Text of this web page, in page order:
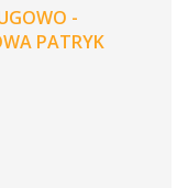
-
PATRYK